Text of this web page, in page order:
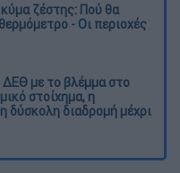
ζέστης: Πού θα
- Οι περιοχές
με το βλέμμα στο
στοίχημα, η
δύσκολη διαδρομή μέχρι